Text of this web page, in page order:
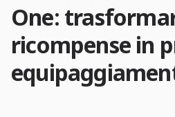
One:
ricompense in